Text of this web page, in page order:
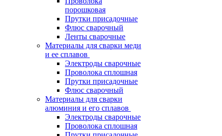
порошковая
Прутки присадочные
Флюс сварочный
Ленты сварочные
Материалы для сварки меди
и ее сплавов
Электроды сварочные
Проволока сплошная
Прутки присадочные
Флюс сварочный
Материалы для сварки
алюминия и его сплавов
Электроды сварочные
Проволока сплошная